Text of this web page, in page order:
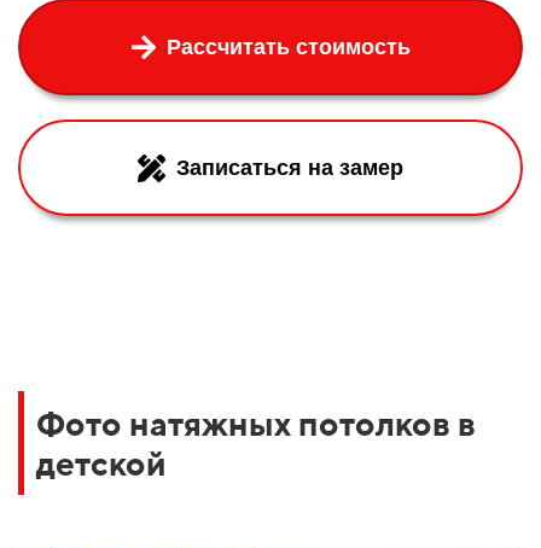
Рассчитать стоимость
Записаться на замер
Фото натяжных потолков в
детской